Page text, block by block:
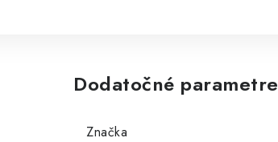
Dodatočné parametre
Značka